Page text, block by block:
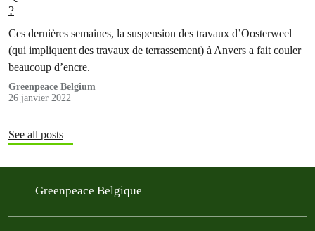
?
Ces dernières semaines, la suspension des travaux d’Oosterweel
(qui impliquent des travaux de terrassement) à Anvers a fait couler
beaucoup d’encre.
Greenpeace Belgium
26 janvier 2022
See all posts
Greenpeace Belgique